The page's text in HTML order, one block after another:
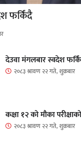
फर्किंदै
देउवा मंगलबार स्वदेश
२०८३ श्रावण २२ गते, शुक्रबार
कक्षा १२ को मौका
२०८३ श्रावण २२ गते, शुक्रबार